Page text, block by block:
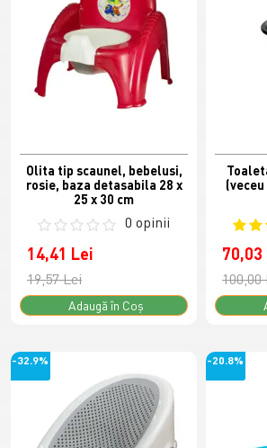
Olita tip scaunel, bebelusi,
rosie, baza detasabila 28 x
25 x 30 cm
0 opinii
14,41 Lei
19,57 Lei
Adaugă în Coş
70,03
100,00
-32.9% -20.8%